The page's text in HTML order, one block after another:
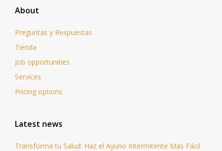
About
Preguntas y Respuestas
Tienda
Job opportunities
Services
Pricing options
Latest news
Transforma tu Salud: Haz el Ayuno Intermitente Más Fácil